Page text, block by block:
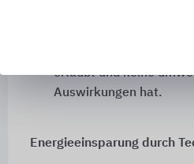
erlaubt und keine
Auswirkungen hat.
Energieeinsparung durch